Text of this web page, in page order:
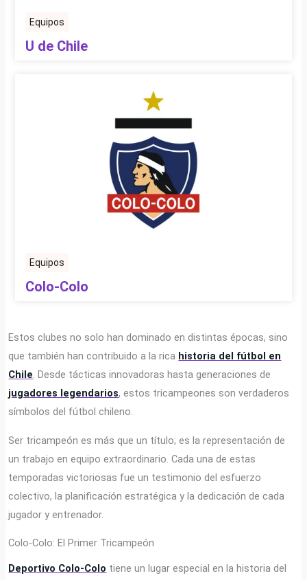
Equipos
U de Chile
Equipos
Colo-Colo
Estos clubes no solo han dominado en distintas épocas, sino
que también han contribuido a la rica historia del fútbol en
Chile. Desde tácticas innovadoras hasta generaciones de
jugadores legendarios, estos tricampeones son verdaderos
símbolos del fútbol chileno.
Ser tricampeón es más que un título; es la representación de
un trabajo en equipo extraordinario. Cada una de estas
temporadas victoriosas fue un testimonio del esfuerzo
colectivo, la planificación estratégica y la dedicación de cada
jugador y entrenador.
Colo-Colo: El Primer Tricampeón
Deportivo Colo-Colo tiene un lugar especial en la historia del